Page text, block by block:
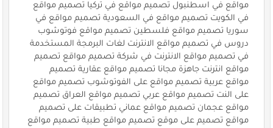
مواقع في اسطنبول تصميم مواقع في تركيا تصميم مواقع
في الكويت تصميم مواقع في السعودية تصميم مواقع في
سوريا تصميم مواقع فلسطين تصميم مواقع فوتوشوب
دروس في تصميم مواقع الانترنت لغات البرمجة المستخدمة
في تصميم مواقع الانترنت في شركة تصميم مواقع تصميم
مواقع انترنت جاهزة مجانا تصميم مواقع عقارية تصميم
مواقع عربية تصميم مواقع على الفوتوشوب تصميم مواقع
على النت تصميم مواقع عربي تصميم مواقع العراق تصميم
مواقع عجمان تصميم مواقع عماني تطبيقات على تصميم
مواقع تصميم على موقع تصميم مواقع طبية تصميم مواقع